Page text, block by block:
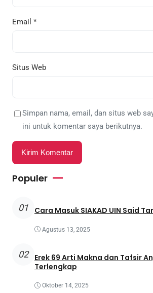
Email *
Situs Web
Simpan nama, email, dan situs web
ini untuk komentar saya berikutnya.
Populer
01 Cara Masuk SIAKAD UIN Said
Agustus 13, 2025
02
Erek 69 Arti Makna dan Tafsir
Terlengkap
Oktober 14, 2025